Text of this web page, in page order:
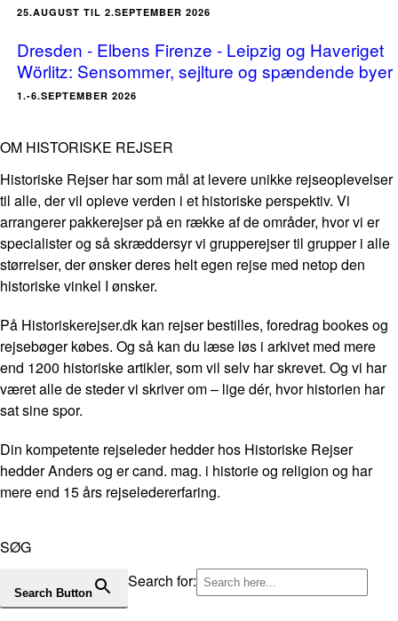
25.AUGUST TIL 2.SEPTEMBER 2026
Dresden - Elbens Firenze - Leipzig og Haveriget
Wörlitz: Sensommer, sejlture og spændende byer
1.-6.SEPTEMBER 2026
OM HISTORISKE REJSER
Historiske Rejser har som mål at levere unikke rejseoplevelser
til alle, der vil opleve verden i et historiske perspektiv. Vi
arrangerer pakkerejser på en række af de områder, hvor vi er
specialister og så skræddersyr vi grupperejser til grupper i alle
størrelser, der ønsker deres helt egen rejse med netop den
historiske vinkel I ønsker.
På Historiskerejser.dk kan rejser bestilles, foredrag bookes og
rejsebøger købes. Og så kan du læse løs i arkivet med mere
end 1200 historiske artikler, som vil selv har skrevet. Og vi har
været alle de steder vi skriver om – lige dér, hvor historien har
sat sine spor.
Din kompetente rejseleder hedder hos Historiske Rejser
hedder Anders og er cand. mag. i historie og religion og har
mere end 15 års rejseledererfaring.
SØG
Search for:
Search Button